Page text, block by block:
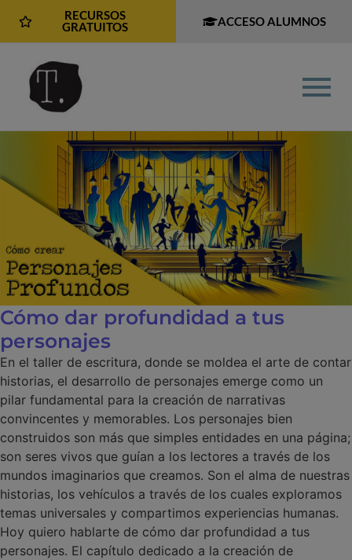
RECURSOS
GRATUITOS
ACCESO ALUMNOS
Cómo dar profundidad a tus
personajes
En el taller de escritura, donde se moldea el arte de contar
historias, el desarrollo de personajes emerge como un
pilar fundamental para la creación de narrativas
convincentes y memorables. Los personajes bien
construidos son más que simples entidades en una página;
son seres vivos que guían a los lectores a través de los
mundos imaginarios que creamos. Son el alma de nuestras
historias, los vehículos a través de los cuales exploramos
temas universales y compartimos experiencias humanas.
Hoy quiero hablarte de cómo dar profundidad a tus
personajes. El capítulo dedicado a la creación de